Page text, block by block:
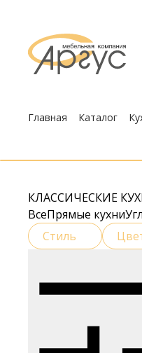
Главная Каталог
КЛАССИЧЕСКИЕ
ВсеПрямые кухни
Стиль